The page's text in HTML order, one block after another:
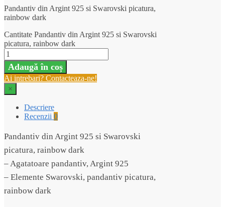
Pandantiv din Argint 925 si Swarovski picatura,
rainbow dark
Cantitate Pandantiv din Argint 925 si Swarovski
picatura, rainbow dark
Adaugă în coș
Ai intrebari? Contacteaza-ne!
×
Descriere
Recenzii 0
Pandantiv din Argint 925 si Swarovski
picatura, rainbow dark
– Agatatoare pandantiv, Argint 925
– Elemente Swarovski, pandantiv picatura,
rainbow dark